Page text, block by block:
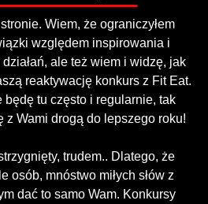
Wiem, że ograniczyłem
względem inspirowania i
ale też wiem i widzę, jak
reaktywację konkurs z Fit Eat.
będę tu często i regularnie, tak
z Wami drogą do lepszego roku!
trudem.. Dlatego, że
osób, mnóstwo miłych słów z
dać to samo Wam. Konkursy